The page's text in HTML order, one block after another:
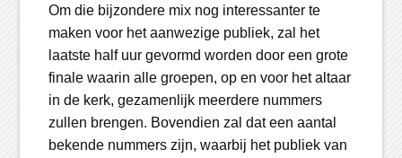
Om die bijzondere mix nog interessanter te
maken voor het aanwezige publiek, zal het
laatste half uur gevormd worden door een grote
finale waarin alle groepen, op en voor het altaar
in de kerk, gezamenlijk meerdere nummers
zullen brengen. Bovendien zal dat een aantal
bekende nummers zijn, waarbij het publiek van